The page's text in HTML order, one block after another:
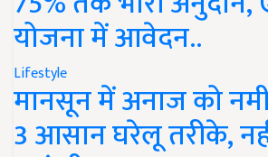
योजना में आवेदन..
Lifestyle
मानसून में अनाज को
3 आसान घरेलू तरीके,